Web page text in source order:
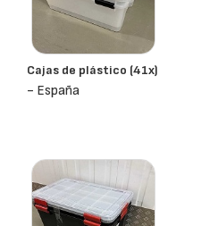
Cajas de plástico (41x)
- España